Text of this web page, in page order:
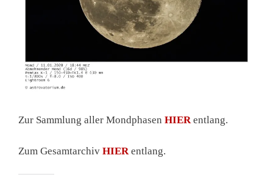
Zur Sammlung aller Mondphasen HIERentlang.
Zum Gesamtarchiv HIER entlang.